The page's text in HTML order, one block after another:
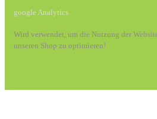
google Analytics
Wird verwendet, um die Nutzung der
unseren Shop zu optimieren!